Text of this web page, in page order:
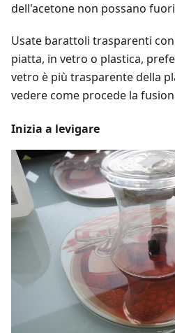
dell'acetone non possano
Usate barattoli trasparenti
piatta, in vetro o plastica,
vetro è più trasparente della
vedere come procede la
Inizia a levigare